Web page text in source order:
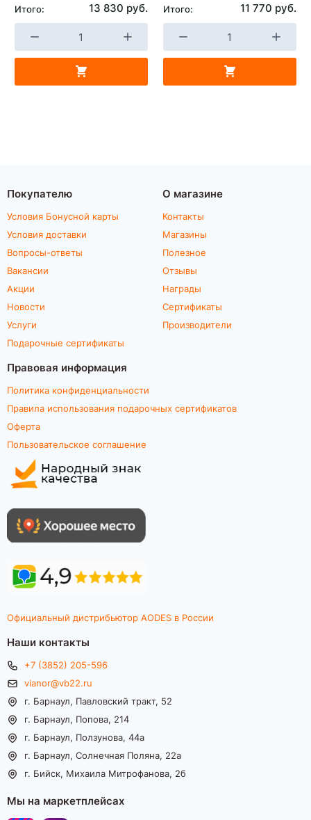
Итого: 13 830 руб. Итого: 11 770 руб.
Покупателю
Условия Бонусной карты
Условия доставки
Вопросы-ответы
Вакансии
Акции
Новости
Услуги
Подарочные сертификаты
О магазине
Контакты
Магазины
Полезное
Отзывы
Награды
Сертификаты
Производители
Правовая информация
Политика конфиденциальности
Правила использования подарочных сертификатов
Оферта
Пользовательское соглашение
Официальный дистрибьютор AODES в России
Наши контакты
+7 (3852) 205-596
vianor@vb22.ru
г. Барнаул, Павловский тракт, 52
г. Барнаул, Попова, 214
г. Барнаул, Ползунова, 44а
г. Барнаул, Солнечная Поляна, 22а
г. Бийск, Михаила Митрофанова, 2б
Мы на маркетплейсах